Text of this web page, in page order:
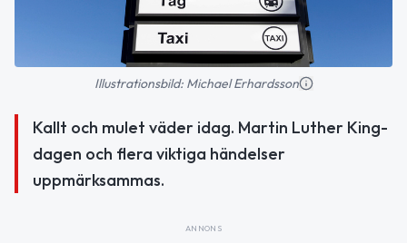
Illustrationsbild: Michael Erhardsson
Kallt och mulet väder idag. Martin Luther King-
dagen och flera viktiga händelser
uppmärksammas.
ANNONS